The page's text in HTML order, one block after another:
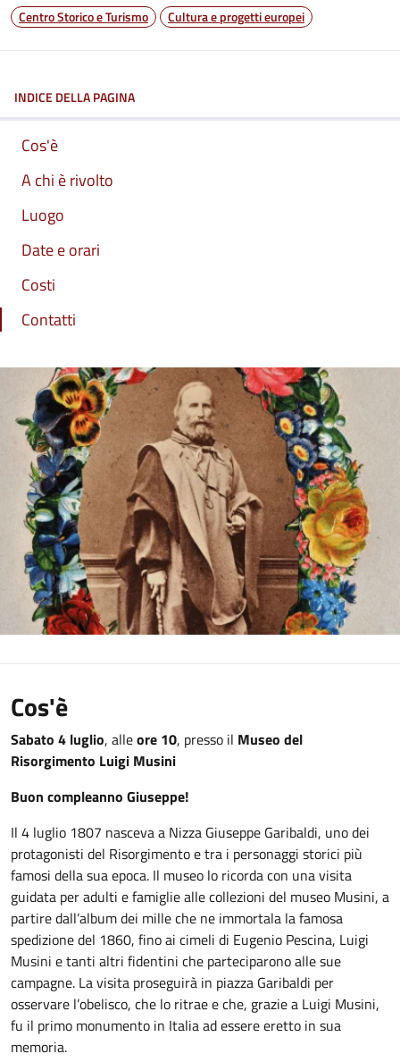
Centro Storico e Turismo
Cultura e progetti europei
INDICE DELLA PAGINA
Cos'è
A chi è rivolto
Luogo
Date e orari
Costi
Contatti
Cos'è
Sabato 4 luglio, alleore 10, presso il Museo del
Risorgimento Luigi Musini
Buon compleanno Giuseppe!
Il 4 luglio 1807 nasceva a Nizza Giuseppe Garibaldi, uno dei
protagonisti del Risorgimento e tra i personaggi storici più
famosi della sua epoca. Il museo lo ricorda con una visita
guidata per adulti e famiglie alle collezioni del museo Musini, a
partire dall’album dei mille che ne immortala la famosa
spedizione del 1860, fino ai cimeli di Eugenio Pescina, Luigi
Musini e tanti altri fidentini che parteciparono alle sue
campagne. La visita proseguirà in piazza Garibaldi per
osservare l’obelisco, che lo ritrae e che, grazie a Luigi Musini,
fu il primo monumento in Italia ad essere eretto in sua
memoria.